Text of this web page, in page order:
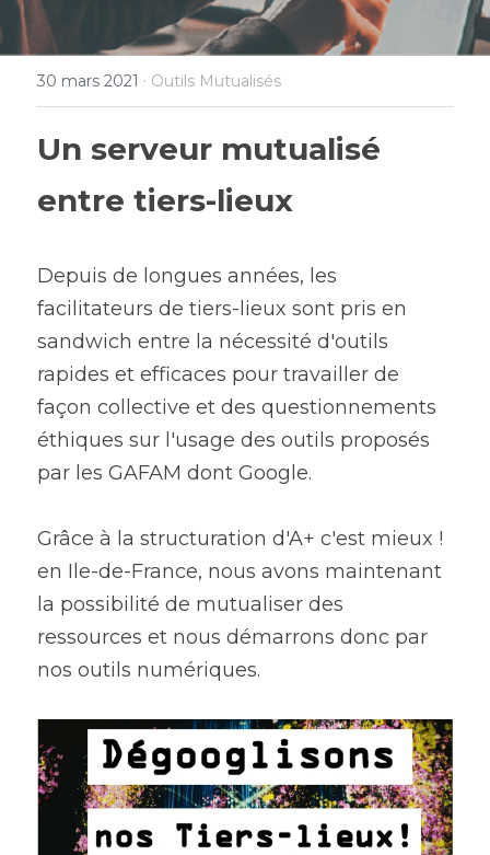
30 mars 2021 · Outils Mutualisés
Un serveur mutualisé
entre tiers-lieux
Depuis de longues années, les
facilitateurs de tiers-lieux sont pris en
sandwich entre la nécessité d'outils
rapides et efficaces pour travailler de
façon collective et des questionnements
éthiques sur l'usage des outils proposés
par les GAFAM dont Google.
Grâce à la structuration d'A+ c'est mieux !
en Ile-de-France, nous avons maintenant
la possibilité de mutualiser des
ressources et nous démarrons donc par
nos outils numériques.